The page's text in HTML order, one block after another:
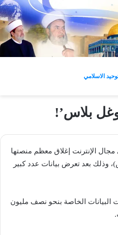
الاسلامي
بلاس’!
الإنترنت إغلاق معظم منصتها
وذلك بعد تعرض بيانات عدد كبير
البيانات الخاصة بنحو نصف مليون